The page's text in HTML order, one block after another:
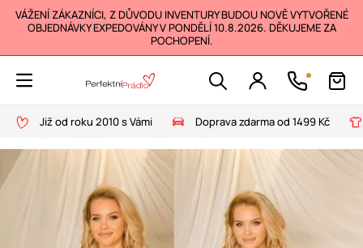
VÁŽENÍ ZÁKAZNÍCI, Z DŮVODU INVENTURY BUDOU NOVĚ VYTVOŘENÉ
OBJEDNÁVKY EXPEDOVÁNY V PONDĚLÍ 10.8.2026. DĚKUJEME ZA
POCHOPENÍ.
Již od roku 2010 s Vámi Doprava zdarma od 1499 Kč